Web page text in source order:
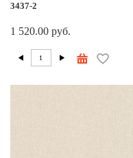
3437-2
1 520.00 руб.